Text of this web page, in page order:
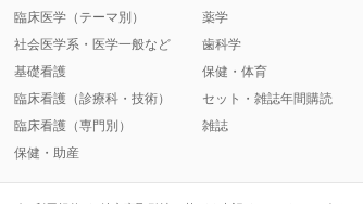
臨床医学（テーマ別）
社会医学系・医学一般など
基礎看護
臨床看護（診療科・技術）
臨床看護（専門別）
保健・助産
薬学
歯科学
保健・体育
セット・雑誌年間購読
雑誌